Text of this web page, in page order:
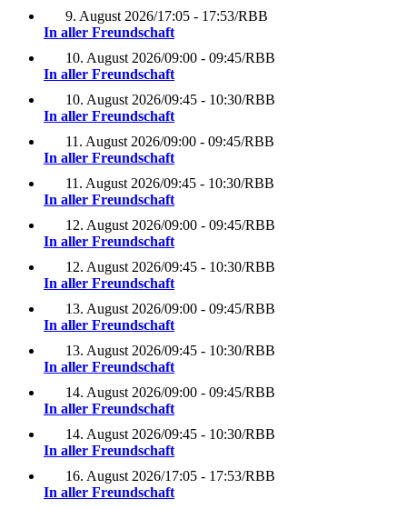
9. August 2026/17:05 - 17:53/RBB
In aller Freundschaft
10. August 2026/09:00 - 09:45/RBB
In aller Freundschaft
10. August 2026/09:45 - 10:30/RBB
In aller Freundschaft
11. August 2026/09:00 - 09:45/RBB
In aller Freundschaft
11. August 2026/09:45 - 10:30/RBB
In aller Freundschaft
12. August 2026/09:00 - 09:45/RBB
In aller Freundschaft
12. August 2026/09:45 - 10:30/RBB
In aller Freundschaft
13. August 2026/09:00 - 09:45/RBB
In aller Freundschaft
13. August 2026/09:45 - 10:30/RBB
In aller Freundschaft
14. August 2026/09:00 - 09:45/RBB
In aller Freundschaft
14. August 2026/09:45 - 10:30/RBB
In aller Freundschaft
16. August 2026/17:05 - 17:53/RBB
In aller Freundschaft